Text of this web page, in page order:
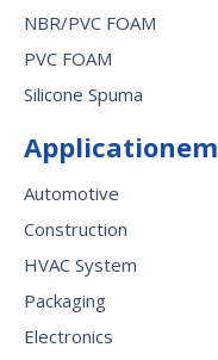
NBR/PVC FOAM
PVC FOAM
Silicone Spuma
Applicationem
Automotive
Construction
HVAC System
Packaging
Electronics